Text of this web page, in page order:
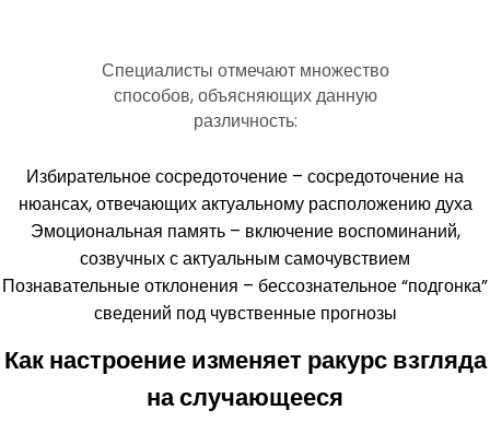
Специалисты отмечают множество
способов, объясняющих данную
различность:
Избирательное сосредоточение – сосредоточение на
нюансах, отвечающих актуальному расположению духа
Эмоциональная память – включение воспоминаний,
созвучных с актуальным самочувствием
Познавательные отклонения – бессознательное “подгонка”
сведений под чувственные прогнозы
Как настроение изменяет ракурс взгляда
на случающееся